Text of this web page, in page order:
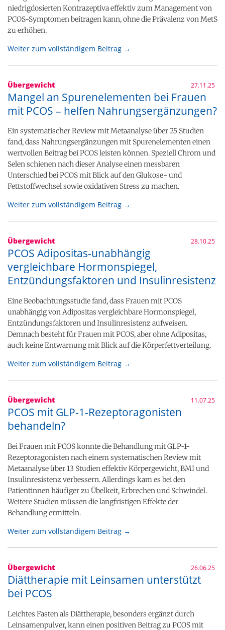
niedrigdosierten Kontrazeptiva effektiv zum Management von
PCOS-Symptomen beitragen kann, ohne die Prävalenz von MetS
zu erhöhen.
Weiter zum vollständigem Beitrag →
Übergewicht 27.11.25
Mangel an Spurenelementen bei Frauen
mit PCOS – helfen Nahrungsergänzungen?
Ein systematischer Review mit Metaanalyse über 25 Studien
fand, dass Nahrungsergänzungen mit Spurenelementen einen
wertvollen Beitrag bei PCOS leisten können. Speziell Chrom und
Selen schienen nach dieser Analyse einen messbaren
Unterschied bei PCOS mit Blick auf den Glukose- und
Fettstoffwechsel sowie oxidativen Stress zu machen.
Weiter zum vollständigem Beitrag →
Übergewicht 28.10.25
PCOS Adipositas-unabhängig
vergleichbare Hormonspiegel,
Entzündungsfaktoren und Insulinresistenz
Eine Beobachtungsstudie fand, dass Frauen mit PCOS
unabhängig von Adipositas vergleichbare Hormonspiegel,
Entzündungsfaktoren und Insulinresistenz aufweisen.
Demnach besteht für Frauen mit PCOS, aber ohne Adipositas,
auch keine Entwarnung mit Blick auf die Körperfettverteilung.
Weiter zum vollständigem Beitrag →
Übergewicht 11.07.25
PCOS mit GLP-1-Rezeptoragonisten
behandeln?
Bei Frauen mit PCOS konnte die Behandlung mit GLP-1-
Rezeptoragonisten nach einem systematischen Review mit
Metaanalyse über 13 Studien effektiv Körpergewicht, BMI und
Insulinresistenz verbessern. Allerdings kam es bei den
Patientinnen häufiger zu Übelkeit, Erbrechen und Schwindel.
Weitere Studien müssen die langfristigen Effekte der
Behandlung ermitteln.
Weiter zum vollständigem Beitrag →
Übergewicht 26.06.25
Diättherapie mit Leinsamen unterstützt
bei PCOS
Leichtes Fasten als Diättherapie, besonders ergänzt durch
Leinsamenpulver, kann einen positiven Beitrag zu PCOS mit